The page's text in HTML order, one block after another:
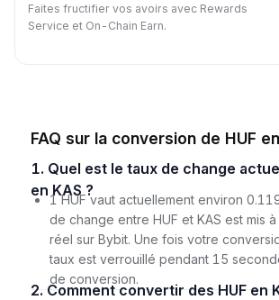
Faites fructifier vos avoirs avec Rewards
Service et On-Chain Earn.
FAQ sur la conversion de HUF
1. Quel est le taux de change actuel de HUF
en KAS ?
1 HUF vaut actuellement environ
de change entre HUF et KAS est mis
réel sur Bybit. Une fois votre
taux est verrouillé pendant 15
de conversion.
2. Comment convertir des HUF en KAS sur